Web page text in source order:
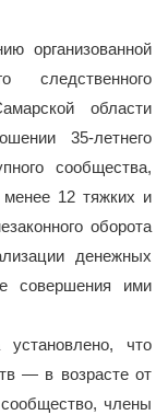
организованной
следственного
области
35-летнего
сообщества,
12 тяжких и
оборота
денежных
совершения ими
установлено, что
— в возрасте от
члены